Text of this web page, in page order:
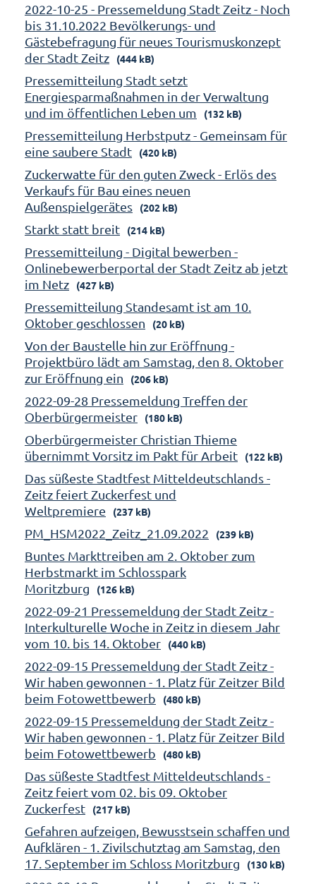
2022-10-25 - Pressemeldung Stadt Zeitz - Noch
bis 31.10.2022 Bevölkerungs- und
Gästebefragung für neues Tourismuskonzept
der Stadt Zeitz
(444 kB)
Pressemitteilung Stadt setzt
Energiesparmaßnahmen in der Verwaltung
und im öffentlichen Leben um
(132 kB)
Pressemitteilung Herbstputz - Gemeinsam für
eine saubere Stadt
(420 kB)
Zuckerwatte für den guten Zweck - Erlös des
Verkaufs für Bau eines neuen
Außenspielgerätes
(202 kB)
Starkt statt breit (214 kB)
Pressemitteilung - Digital bewerben -
Onlinebewerberportal der Stadt Zeitz ab jetzt
im Netz
(427 kB)
Pressemitteilung Standesamt ist am 10.
Oktober geschlossen
(20 kB)
Von der Baustelle hin zur Eröffnung -
Projektbüro lädt am Samstag, den 8. Oktober
zur Eröffnung ein
(206 kB)
2022-09-28 Pressemeldung Treffen der
Oberbürgermeister
(180 kB)
Oberbürgermeister Christian Thieme
übernimmt Vorsitz im Pakt für Arbeit
(122 kB)
Das süßeste Stadtfest Mitteldeutschlands -
Zeitz feiert Zuckerfest und
Weltpremiere
(237 kB)
PM_HSM2022_Zeitz_21.09.2022 (239 kB)
Buntes Markttreiben am 2. Oktober zum
Herbstmarkt im Schlosspark
Moritzburg
(126 kB)
2022-09-21 Pressemeldung der Stadt Zeitz -
Interkulturelle Woche in Zeitz in diesem Jahr
vom 10. bis 14. Oktober
(440 kB)
2022-09-15 Pressemeldung der Stadt Zeitz -
Wir haben gewonnen - 1. Platz für Zeitzer Bild
beim Fotowettbewerb
(480 kB)
2022-09-15 Pressemeldung der Stadt Zeitz -
Wir haben gewonnen - 1. Platz für Zeitzer Bild
beim Fotowettbewerb
(480 kB)
Das süßeste Stadtfest Mitteldeutschlands -
Zeitz feiert vom 02. bis 09. Oktober
Zuckerfest
(217 kB)
Gefahren aufzeigen, Bewusstsein schaffen und
Aufklären - 1. Zivilschutztag am Samstag, den
17. September im Schloss Moritzburg
(130 kB)